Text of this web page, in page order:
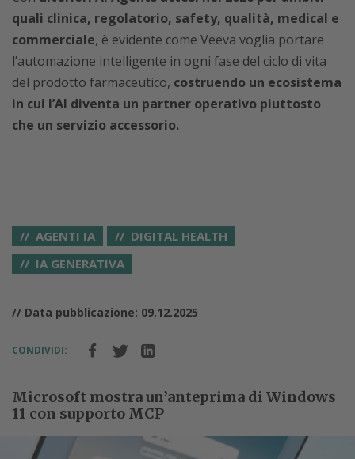
quali clinica, regolatorio, safety, qualità, medical e
commerciale, è evidente come Veeva voglia portare
l’automazione intelligente in ogni fase del ciclo di vita
del prodotto farmaceutico, costruendo un ecosistema
in cui l’AI diventa un partner operativo piuttosto
che un servizio accessorio.
AGENTI IA
DIGITAL HEALTH
IA GENERATIVA
// Data pubblicazione: 09.12.2025
CONDIVIDI:
Microsoft mostra un’anteprima di Windows
11 con supporto MCP